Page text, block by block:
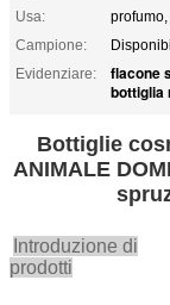
Usa:
Campione:
Evidenziare:
flacone
bottiglia
Bottiglie
ANIMALE
Introduzione di
prodotti